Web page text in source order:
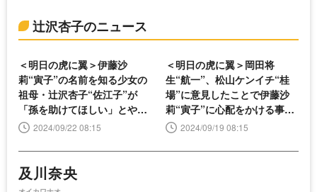
辻沢杏子のニュース
＜明日の虎に翼＞伊藤沙
莉“寅子”の名前を知る少女の
祖母・辻沢杏子“佐江子”が
「孫を助けてほしい」とやっ
て来る2024/09/22 08:15
＜明日の虎に翼＞岡田将
生“航一”、松山ケンイチ“桂
場”に意見したことで伊藤沙
莉“寅子”に心配をかける事態
を引き起こす
2024/09/19 08:15
及川奈央